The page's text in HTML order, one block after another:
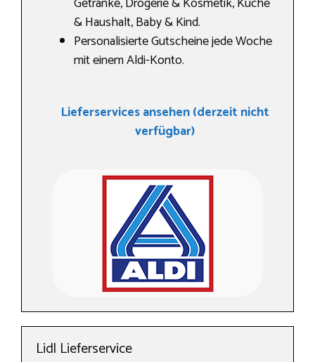
& Haushalt, Baby & Kind.
Personalisierte Gutscheine jede Woche
mit einem Aldi-Konto.
Lieferservices ansehen (derzeit nicht
verfügbar)
Lidl Lieferservice